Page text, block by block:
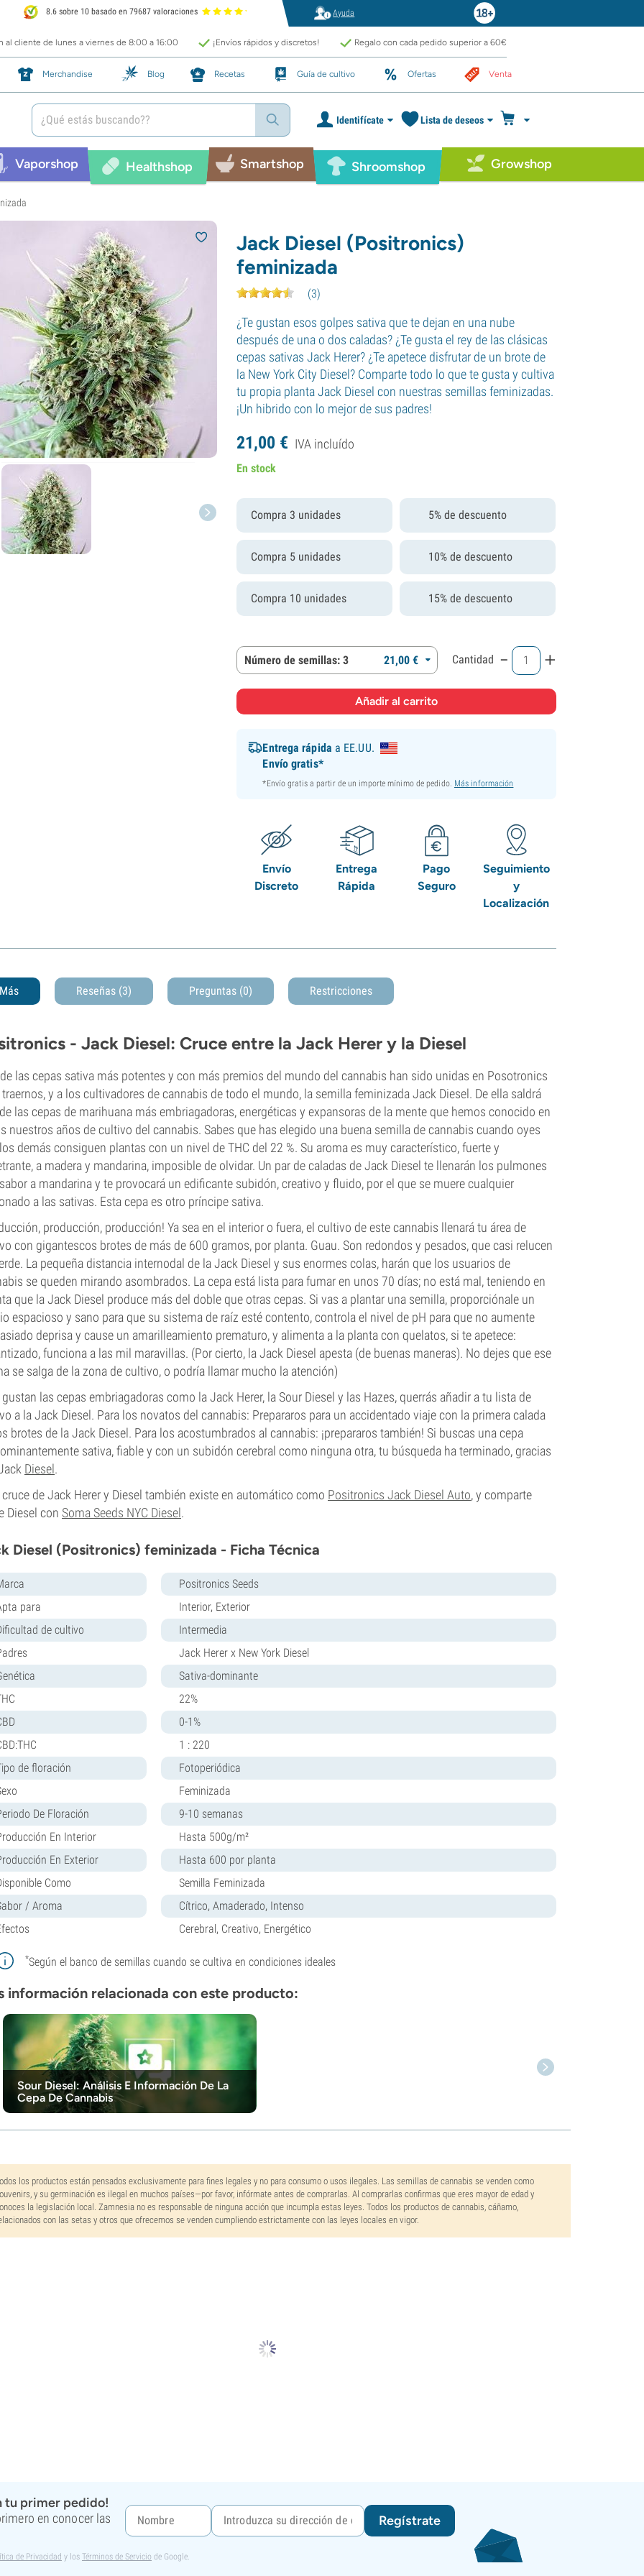
8.6 sobre 10 basado en 79687 valoraciones Ayuda
al cliente de lunes a viernes de 8:00 a 16:00 ¡Envíos rápidos y discretos! Regalo con cada pedido superior a 60€
Merchandise Blog Recetas Guía de cultivo Ofertas Venta
Identifícate Lista de deseos
Vaporshop Healthshop Smartshop Shroomshop Growshop
Jack Diesel (Positronics)
feminizada
(3)
¿Te gustan esos golpes sativa que te dejan en una nube
después de una o dos caladas? ¿Te gusta el rey de las clásicas
cepas sativas Jack Herer? ¿Te apetece disfrutar de un brote de
la New York City Diesel? Comparte todo lo que te gusta y cultiva
tu propia planta Jack Diesel con nuestras semillas feminizadas.
¡Un hibrido con lo mejor de sus padres!
21,00 € IVA incluído
En stock
Compra 3 unidades 5% de descuento
Compra 5 unidades 10% de descuento
Compra 10 unidades 15% de descuento
Número de semillas: 3 21,00 € Cantidad - +
Entrega rápida a EE.UU.
Envío gratis*
*Envío gratis a partir de un importe mínimo de pedido. Más información
Envío
Discreto
Entrega
Rápida
Pago
Seguro
Seguimiento
y
Localización
Más Reseñas (3) Preguntas (0) Restricciones
- Jack Diesel: Cruce entre la Jack Herer y la Diesel
las cepas sativa más potentes y con más premios del mundo del cannabis han sido unidas en Posotronics
traernos, y a los cultivadores de cannabis de todo el mundo, la semilla feminizada Jack Diesel. De ella saldrá
las cepas de marihuana más embriagadoras, energéticas y expansoras de la mente que hemos conocido en
nuestros años de cultivo del cannabis. Sabes que has elegido una buena semilla de cannabis cuando oyes
demás consiguen plantas con un nivel de THC del 22 %. Su aroma es muy característico, fuerte y
a madera y mandarina, imposible de olvidar. Un par de caladas de Jack Diesel te llenarán los pulmones
a mandarina y te provocará un edificante subidón, creativo y fluido, por el que se muere cualquier
a las sativas. Esta cepa es otro príncipe sativa.
producción, producción! Ya sea en el interior o fuera, el cultivo de este cannabis llenará tu área de
con gigantescos brotes de más de 600 gramos, por planta. Guau. Son redondos y pesados, que casi relucen
La pequeña distancia internodal de la Jack Diesel y sus enormes colas, harán que los usuarios de
se queden mirando asombrados. La cepa está lista para fumar en unos 70 días; no está mal, teniendo en
que la Jack Diesel produce más del doble que otras cepas. Si vas a plantar una semilla, proporciónale un
espacioso y sano para que su sistema de raíz esté contento, controla el nivel de pH para que no aumente
deprisa y cause un amarilleamiento prematuro, y alimenta a la planta con quelatos, si te apetece:
funciona a las mil maravillas. (Por cierto, la Jack Diesel apesta (de buenas maneras). No dejes que ese
se salga de la zona de cultivo, o podría llamar mucho la atención)
gustan las cepas embriagadoras como la Jack Herer, la Sour Diesel y las Hazes, querrás añadir a tu lista de
a la Jack Diesel. Para los novatos del cannabis: Prepararos para un accidentado viaje con la primera calada
brotes de la Jack Diesel. Para los acostumbrados al cannabis: ¡prepararos también! Si buscas una cepa
sativa, fiable y con un subidón cerebral como ninguna otra, tu búsqueda ha terminado, gracias
Diesel.
cruce de Jack Herer y Diesel también existe en automático como Positronics Jack Diesel Auto, y comparte
Diesel con Soma Seeds NYC Diesel.
Diesel (Positronics) feminizada - Ficha Técnica
Positronics Seeds
para
Interior, Exterior
de cultivo
Intermedia
Jack Herer x New York Diesel
Sativa-dominante
22%
0-1%
1 : 220
de floración
Fotoperiódica
Feminizada
De Floración
9-10 semanas
En Interior
Hasta 500g/m²
En Exterior
Hasta 600 por planta
Como
Semilla Feminizada
/ Aroma
Cítrico, Amaderado, Intenso
Cerebral, Creativo, Energético
*Según el banco de semillas cuando se cultiva en condiciones ideales
información relacionada con este producto:
Sour Diesel: Análisis E Información De La
Cepa De Cannabis
los productos están pensados exclusivamente para fines legales y no para consumo o usos ilegales. Las semillas de cannabis se venden como
y su germinación es ilegal en muchos países—por favor, infórmate antes de comprarlas. Al comprarlas confirmas que eres mayor de edad y
la legislación local. Zamnesia no es responsable de ninguna acción que incumpla estas leyes. Todos los productos de cannabis, cáñamo,
con las setas y otros que ofrecemos se venden cumpliendo estrictamente con las leyes locales en vigor.
tu primer pedido!
en conocer las
Regístrate
de Privacidad y los Términos de Servicio de Google.